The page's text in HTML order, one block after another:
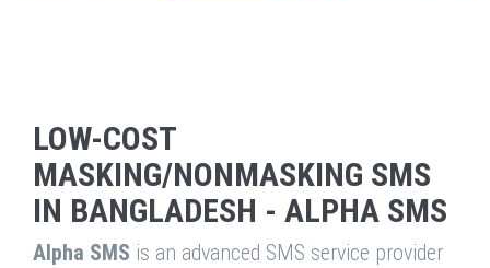
LOW-COST
MASKING/NONMASKING SMS
IN BANGLADESH - ALPHA SMS
Alpha SMS is an advanced SMS service provider